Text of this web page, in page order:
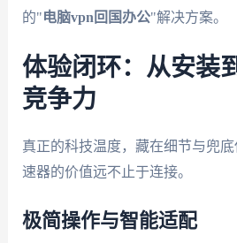
的"电脑vpn回国办公"解决方案。
体验闭环：从安装
竞争力
真正的科技温度，藏在细节与兜
速器的价值远不止于连接。
极简操作与智能适配